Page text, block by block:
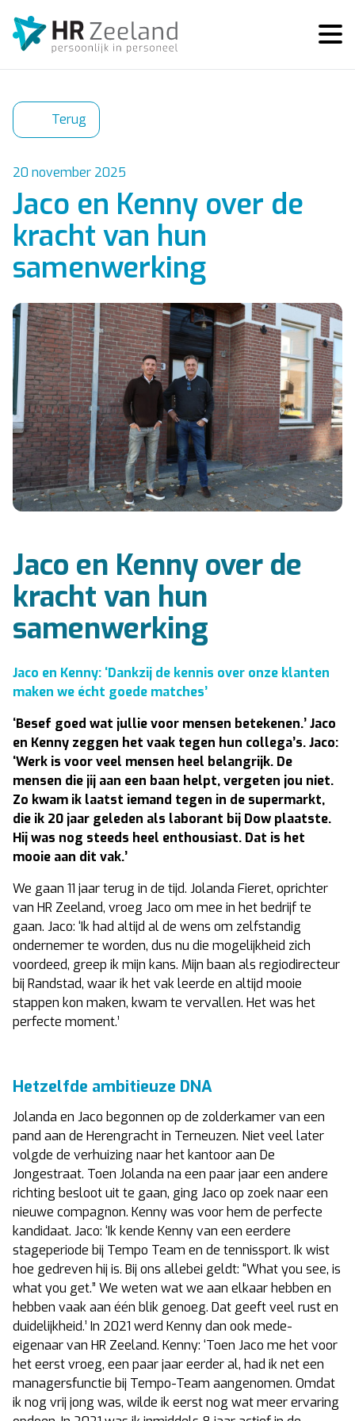
Terug
20 november 2025
Jaco en Kenny over de
kracht van hun
samenwerking
Jaco en Kenny over de
kracht van hun
samenwerking
Jaco en Kenny: ‘Dankzij de kennis over onze klanten
maken we écht goede matches’
‘Besef goed wat jullie voor mensen betekenen.’ Jaco
en Kenny zeggen het vaak tegen hun collega’s. Jaco:
‘Werk is voor veel mensen heel belangrijk. De
mensen die jij aan een baan helpt, vergeten jou niet.
Zo kwam ik laatst iemand tegen in de supermarkt,
die ik 20 jaar geleden als laborant bij Dow plaatste.
Hij was nog steeds heel enthousiast. Dat is het
mooie aan dit vak.’
We gaan 11 jaar terug in de tijd. Jolanda Fieret, oprichter
van HR Zeeland, vroeg Jaco om mee in het bedrijf te
gaan. Jaco: ‘Ik had altijd al de wens om zelfstandig
ondernemer te worden, dus nu die mogelijkheid zich
voordeed, greep ik mijn kans. Mijn baan als regiodirecteur
bij Randstad, waar ik het vak leerde en altijd mooie
stappen kon maken, kwam te vervallen. Het was het
perfecte moment.’
Hetzelfde ambitieuze DNA
Jolanda en Jaco begonnen op de zolderkamer van een
pand aan de Herengracht in Terneuzen. Niet veel later
volgde de verhuizing naar het kantoor aan De
Jongestraat. Toen Jolanda na een paar jaar een andere
richting besloot uit te gaan, ging Jaco op zoek naar een
nieuwe compagnon. Kenny was voor hem de perfecte
kandidaat. Jaco: ‘Ik kende Kenny van een eerdere
stageperiode bij Tempo Team en de tennissport. Ik wist
hoe gedreven hij is. Bij ons allebei geldt: “What you see, is
what you get.” We weten wat we aan elkaar hebben en
hebben vaak aan één blik genoeg. Dat geeft veel rust en
duidelijkheid.’ In 2021 werd Kenny dan ook mede-
eigenaar van HR Zeeland. Kenny: ‘Toen Jaco me het voor
het eerst vroeg, een paar jaar eerder al, had ik net een
managersfunctie bij Tempo-Team aangenomen. Omdat
ik nog vrij jong was, wilde ik eerst nog wat meer ervaring